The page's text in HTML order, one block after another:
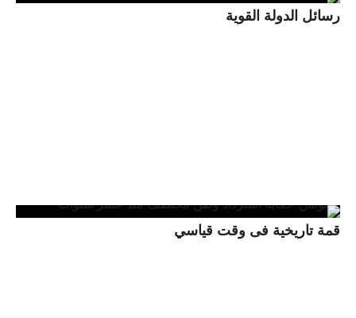
رسائل الدولة القوية
قمة تاريخية فى وقت قياسي